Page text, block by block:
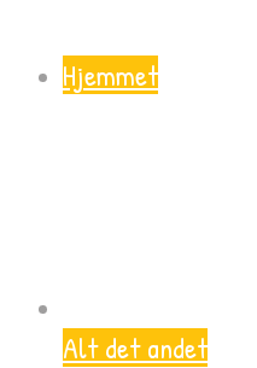
Hjemmet
Alt det andet